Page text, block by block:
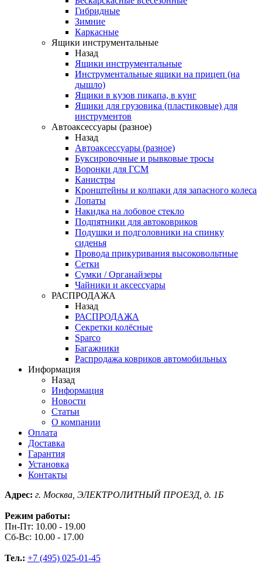
Гибридные
Зимние
Каркасные
Ящики инструментальные
Назад
Ящики инструментальные
Инструментальные ящики на прицеп (на
дышло)
Ящики в кузов пикапа, в кунг
Ящики для грузовика (пластиковые) для
инструментов
Автоаксессуары (разное)
Назад
Автоаксессуары (разное)
Буксировочные и рывковые тросы
Воронки для ГСМ
Канистры
Кронштейны и колпаки для запасного колеса
Лопаты
Накидка на лобовое стекло
Подпятники для автоковриков
Подушки и подголовники на спинку
сиденья
Провода прикуривания высоковольтные
Сетки
Сумки / Органайзеры
Чайники и аксессуары
РАСПРОДАЖА
Назад
РАСПРОДАЖА
Секретки колёсные
Sparco
Багажники
Распродажа ковриков автомобильных
Информация
Назад
Информация
Новости
Статьи
О компании
Оплата
Доставка
Гарантия
Установка
Контакты
Адрес: г. Москва, ЭЛЕКТРОЛИТНЫЙ ПРОЕЗД, д. 1Б
Режим работы:
Пн-Пт: 10.00 - 19.00
Сб-Вс: 10.00 - 17.00
Тел.: +7 (495) 025-01-45